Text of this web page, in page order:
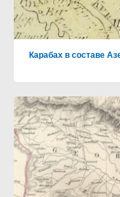
Карабах в составе